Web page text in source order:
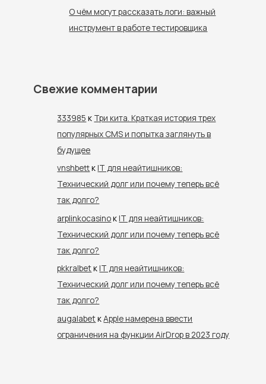
О чём могут рассказать логи: важный
инструмент в работе тестировщика
Свежие комментарии
333985 к Три кита. Краткая история трех
популярных CMS и попытка заглянуть в
будущее
vnshbettкIT для неайтишников:
Технический долг или почему теперь всё
так долго?
arplinkocasinoкIT для неайтишников:
Технический долг или почему теперь всё
так долго?
pkkralbetкIT для неайтишников:
Технический долг или почему теперь всё
так долго?
augalabetкApple намерена ввести
ограничения на функции AirDrop в 2023 году